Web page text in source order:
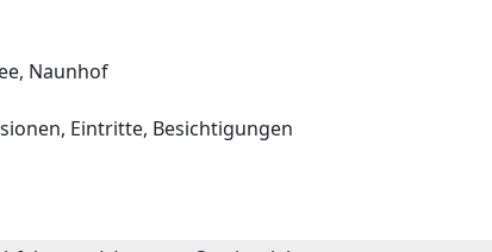
Naunhof
Eintritte, Besichtigungen